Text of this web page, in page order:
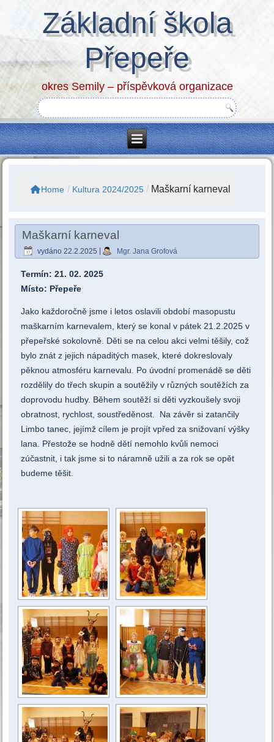
Základní škola
Přepeře
okres Semily – příspěvková organizace
Home / Kultura 2024/2025 / Maškarní karneval
Maškarní karneval
vydáno 22.2.2025 Mgr. Jana Grofová
Termín: 21. 02. 2025
Místo: Přepeře
Jako každoročně jsme i letos oslavili období masopustu
maškarním karnevalem, který se konal v pátek 21.2.2025 v
přepeřské sokolovně. Děti se na celou akci velmi těšily, což
bylo znát z jejich nápaditých masek, které dokreslovaly
pěknou atmosféru karnevalu. Po úvodní promenádě se děti
rozdělily do třech skupin a soutěžily v různých soutěžích za
doprovodu hudby. Během soutěží si děti vyzkoušely svoji
obratnost, rychlost, soustředěnost. Na závěr si zatančily
Limbo tanec, jejímž cílem je projít vpřed za snižovaní výšky
lana. Přestože se hodně dětí nemohlo kvůli nemoci
zúčastnit, i tak jsme si to náramně užili a za rok se opět
budeme těšit.